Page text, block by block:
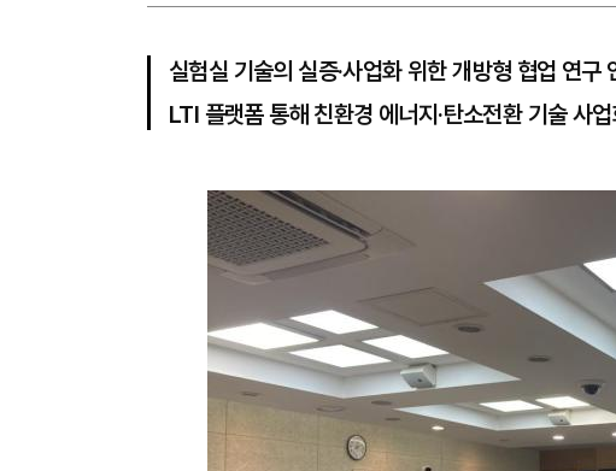
실험실 기술의 실증·사업화 위한 개방형 협업 연구
LTI 플랫폼 통해 친환경 에너지·탄소전환 기술 사